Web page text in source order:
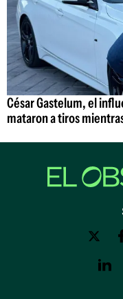
César Gastelum, el
mataron a tiros